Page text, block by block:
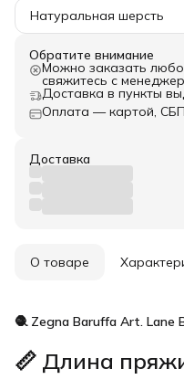
Натуральная шерсть
Обратите внимание
Можно заказать
свяжитесь с
Доставка в пункты
Оплата — картой,
Доставка
О товаре
🧶 Zegna Baruffa Art. Lane
📏 Длина